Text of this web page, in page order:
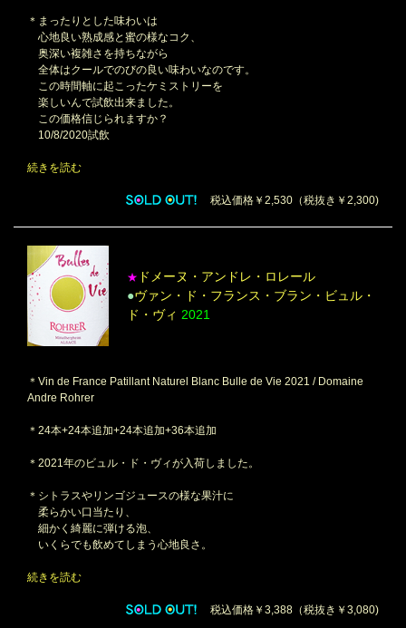
＊まったりとした味わいは
心地良い熟成感と蜜の様なコク、
奥深い複雑さを持ちながら
全体はクールでのびの良い味わいなのです。
この時間軸に起こったケミストリーを
楽しいんで試飲出来ました。
この価格信じられますか？
10/8/2020試飲
続きを読む
税込価格￥2,530（税抜き￥2,300)
★ ドメーヌ・アンドレ・ロレール
●ヴァン・ド・フランス・ブラン・ビュル・
ド・ヴィ 2021
＊Vin de France Patillant Naturel Blanc Bulle de Vie 2021 / Domaine
Andre Rohrer
＊24本+24本追加+24本追加+36本追加
＊2021年のビュル・ド・ヴィが入荷しました。
＊シトラスやリンゴジュースの様な果汁に
柔らかい口当たり、
細かく綺麗に弾ける泡、
いくらでも飲めてしまう心地良さ。
続きを読む
税込価格￥3,388（税抜き￥3,080)